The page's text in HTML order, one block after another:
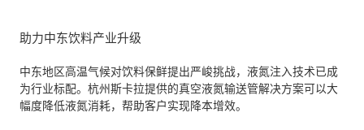
助力中东饮料产业升级
中东地区高温气候对饮料保鲜提出严峻挑战，液氮注入技术已成
为行业标配。杭州斯卡拉提供的真空液氮输送管解决方案可以大
幅度降低液氮消耗，帮助客户实现降本增效。